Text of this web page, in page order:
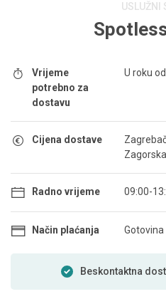
USLUŽNI
Vrijeme
potrebno za
dostavu
U roku
Cijena dostave
Radno vrijeme 09:00-
Način plaćanja Gotovina
Beskontaktna